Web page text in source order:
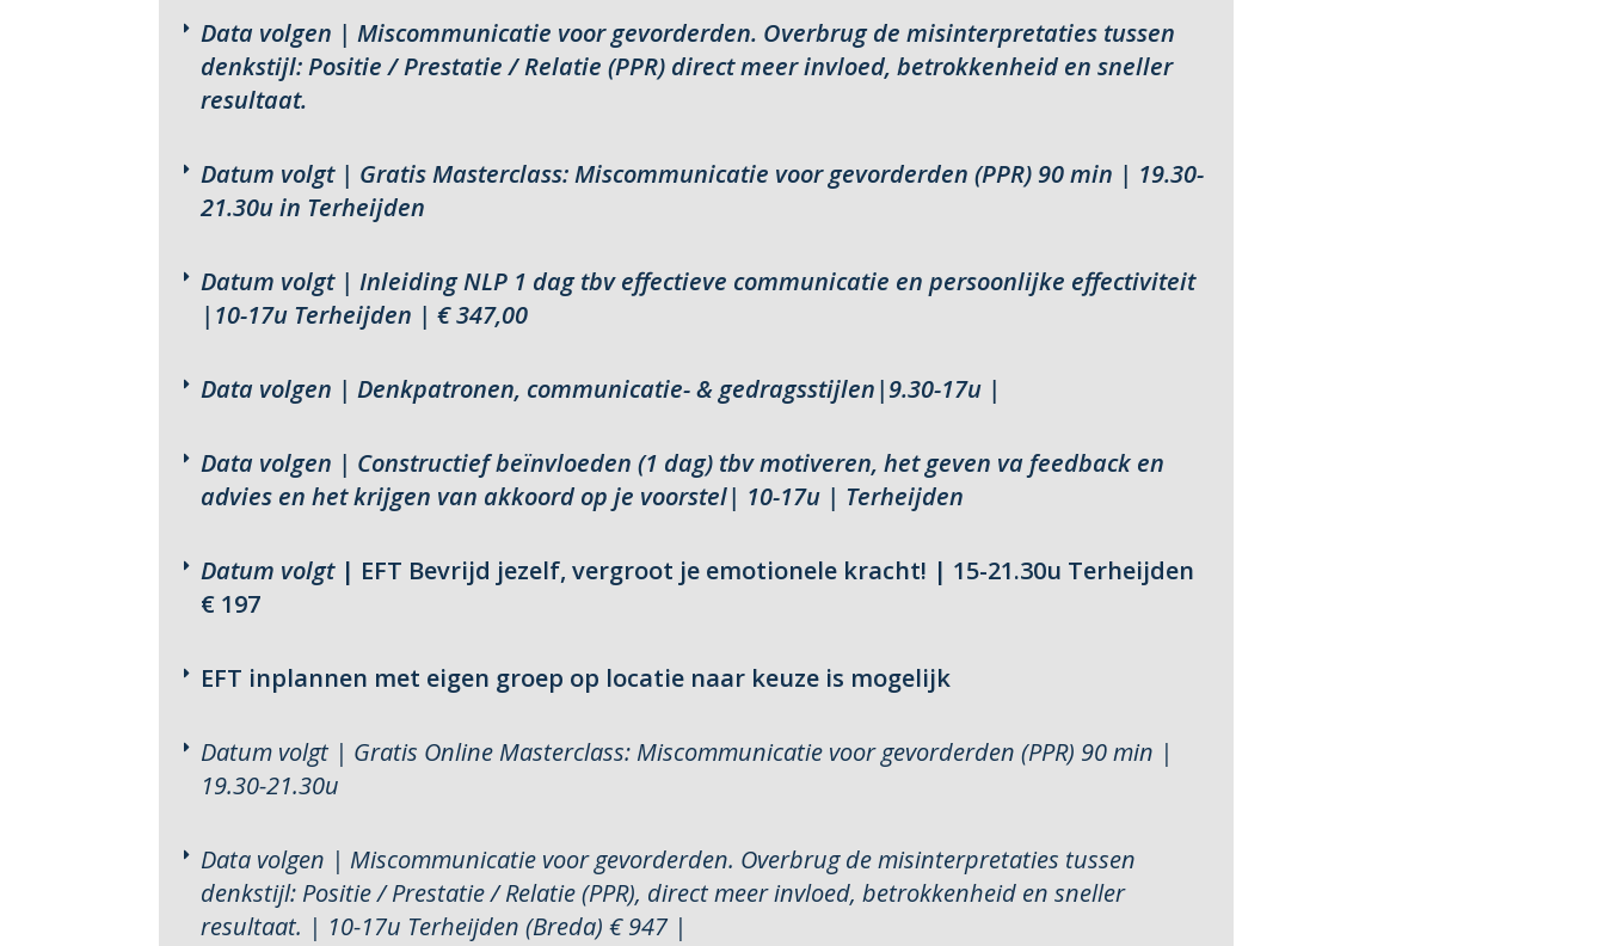
Data volgen | Miscommunicatie voor gevorderden. Overbrug de misinterpretaties tussen
denkstijl: Positie / Prestatie / Relatie (PPR) direct meer invloed, betrokkenheid en sneller
resultaat.
Datum volgt | Gratis Masterclass: Miscommunicatie voor gevorderden (PPR) 90 min | 19.30-
21.30u in Terheijden
Datum volgt | Inleiding NLP 1 dag tbv effectieve communicatie en persoonlijke effectiviteit
| 10-17u Terheijden | € 347,00
Data volgen | Denkpatronen, communicatie- & gedragsstijlen|9.30-17u |
Data volgen | Constructief beïnvloeden (1 dag) tbv motiveren, het geven va feedback en
advies en het krijgen van akkoord op je voorstel| 10-17u | Terheijden
Datum volgt | EFT Bevrijd jezelf, vergroot je emotionele kracht! | 15-21.30u Terheijden
€ 197
EFT inplannen met eigen groep op locatie naar keuze is mogelijk
Datum volgt | Gratis Online Masterclass: Miscommunicatie voor gevorderden (PPR) 90 min |
19.30-21.30u
Data volgen | Miscommunicatie voor gevorderden. Overbrug de misinterpretaties tussen
denkstijl: Positie / Prestatie / Relatie (PPR), direct meer invloed, betrokkenheid en sneller
resultaat. | 10-17u Terheijden (Breda) € 947 |